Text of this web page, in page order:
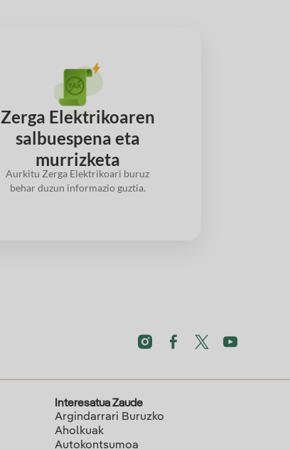
Zerga Elektrikoaren
salbuespena eta
murrizketa
Aurkitu Zerga Elektrikoari buruz
behar duzun informazio guztia.
Interesatua Zaude
Argindarrari Buruzko
Aholkuak
Autokontsumoa